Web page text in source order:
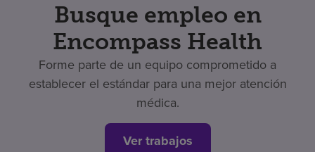
Busque empleo en
Encompass Health
Forme parte de un equipo comprometido a
establecer el estándar para una mejor atención
médica.
Ver trabajos